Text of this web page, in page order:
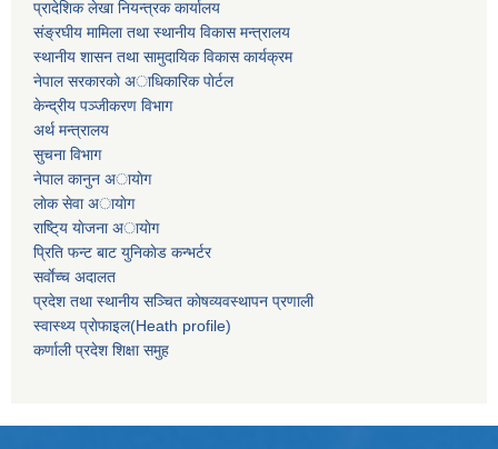
प्रादेशिक लेखा नियन्त्रक कार्यालय
संङ्रघीय मामिला तथा स्थानीय विकास मन्त्रालय
स्थानीय शासन तथा सामुदायिक विकास कार्यक्रम
नेपाल सरकारकाे अाधिकारिक पाेर्टल
केन्द्रीय पञ्जीकरण विभाग
अर्थ मन्त्रालय
सुचना विभाग
नेपाल कानुन अायाेग
लाेक सेवा अायाेग
राष्टि्य याेजना अायाेग
प्रिति फन्ट बाट युनिकाेड कन्भर्टर
सर्वाेच्च अदालत
प्रदेश तथा स्थानीय सञ्चित काेषव्यवस्थापन प्रणाली
स्वास्थ्य प्राेफाइल(Heath profile)
कर्णाली प्रदेश शिक्षा समुह